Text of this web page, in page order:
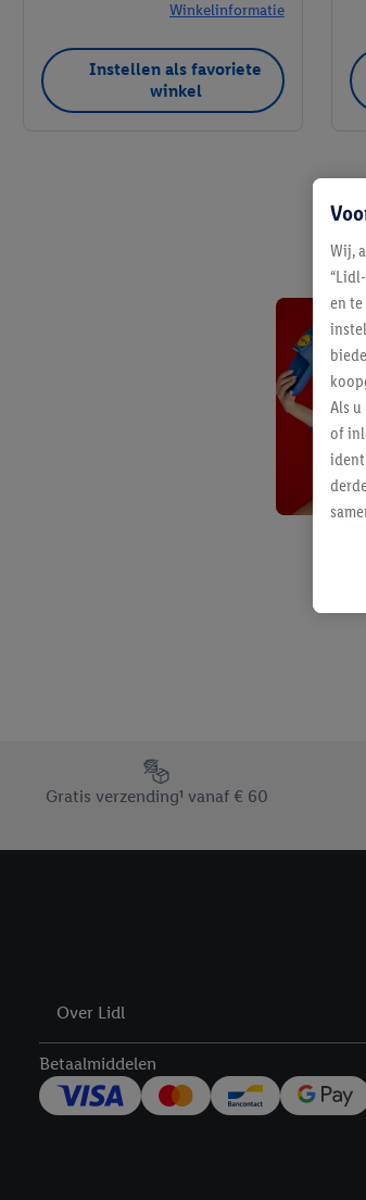
Winkelinformatie
Instellen als favoriete
winkel
Footerelement met de verschillende USPs van
Gratis verzending¹ vanaf € 60
Over Lidl
Betaalmiddelen
Wij,
en
Als
of
Als
u
niet